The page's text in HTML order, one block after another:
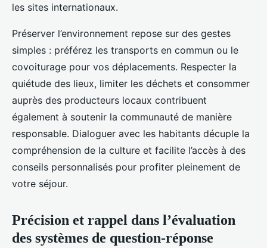
les sites internationaux.
Préserver l’environnement repose sur des gestes
simples : préférez les transports en commun ou le
covoiturage pour vos déplacements. Respecter la
quiétude des lieux, limiter les déchets et consommer
auprès des producteurs locaux contribuent
également à soutenir la communauté de manière
responsable. Dialoguer avec les habitants décuple la
compréhension de la culture et facilite l’accès à des
conseils personnalisés pour profiter pleinement de
votre séjour.
Précision et rappel dans l’évaluation
des systèmes de question-réponse